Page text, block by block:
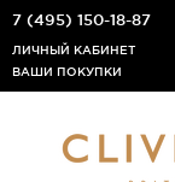
7 (495) 150-18-87
ЛИЧНЫЙ КАБИНЕТ
ВАШИ ПОКУПКИ